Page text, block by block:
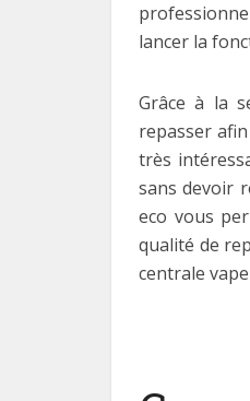
lancer la
Grâce à la
repasser
très
sans devoir
eco vous
qualité de
centrale